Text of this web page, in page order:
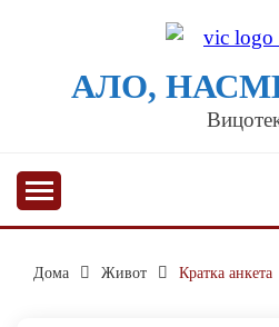
АЛО,
Дома Живот Кратка анкета